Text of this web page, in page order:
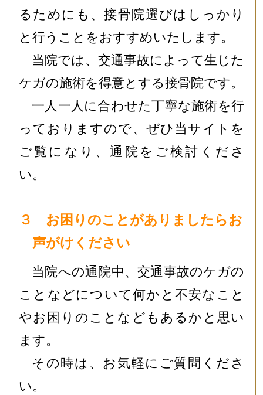
るためにも、接骨院選びはしっかり
と行うことをおすすめいたします。
当院では、交通事故によって生じた
ケガの施術を得意とする接骨院です。
一人一人に合わせた丁寧な施術を行
っておりますので、ぜひ当サイトを
ご覧になり、通院をご検討くださ
い。
３ お困りのことがありましたらお
声がけください
当院への通院中、交通事故のケガの
ことなどについて何かと不安なこと
やお困りのことなどもあるかと思い
ます。
その時は、お気軽にご質問くださ
い。